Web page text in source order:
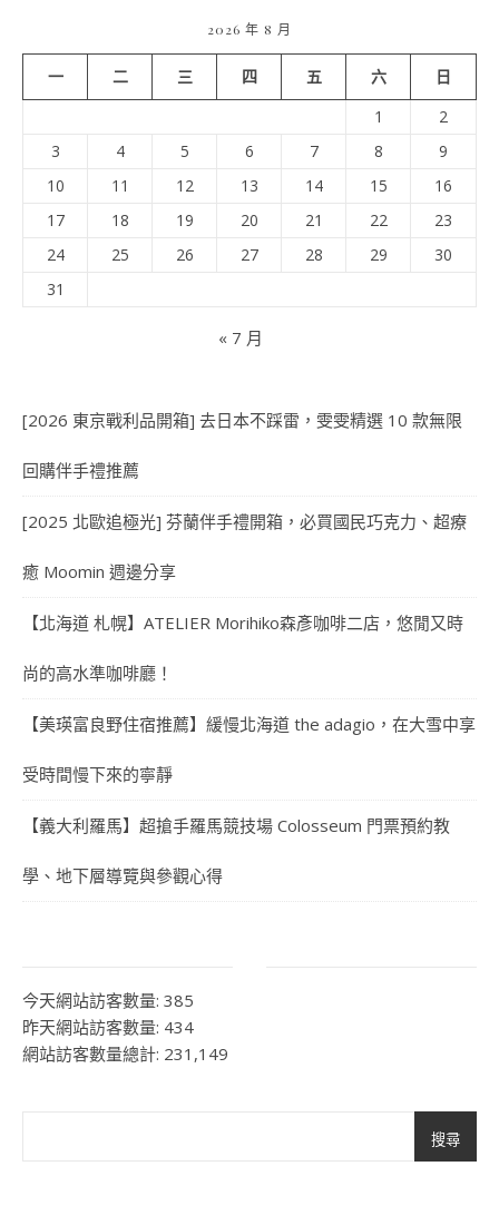
2026 年 8 月
一 二 三 四 五 六
日
1
2
3
4 5 6 7 8
9
10
11 12 13 14 15
16
17
18 19 20 21 22
23
24
25 26 27 28 29
30
31
« 7 月
[2026 東京戰利品開箱] 去日本不踩雷，雯雯精選 10 款無限
回購伴手禮推薦
[2025 北歐追極光] 芬蘭伴手禮開箱，必買國民巧克力、超療
癒 Moomin 週邊分享
【北海道 札幌】ATELIER Morihiko森彥咖啡二店，悠閒又時
尚的高水準咖啡廳！
【美瑛富良野住宿推薦】緩慢北海道 the adagio，在大雪中享
受時間慢下來的寧靜
【義大利羅馬】超搶手羅馬競技場 Colosseum 門票預約教
學、地下層導覽與參觀心得
今天網站訪客數量: 385
昨天網站訪客數量: 434
網站訪客數量總計: 231,149
搜尋